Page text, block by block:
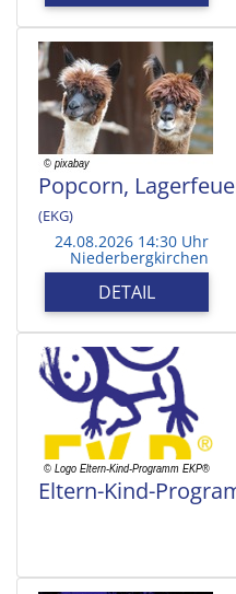
Popcorn,
(EKG)
24.08.2026 14:30 Uhr
Niederbergkirchen
DETAIL
Eltern-Kind-